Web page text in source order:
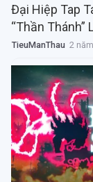
Đại Hiệp Tap
“Thần Thánh”
TieuManThau 2 năm